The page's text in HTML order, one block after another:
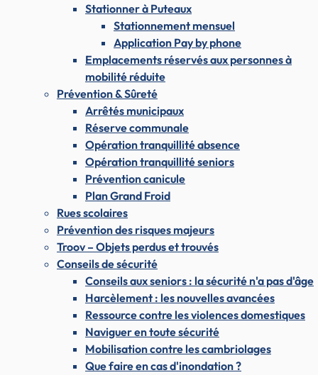
Stationner à Puteaux
Stationnement mensuel
Application Pay by phone
Emplacements réservés aux personnes à
mobilité réduite
Prévention & Sûreté
Arrêtés municipaux
Réserve communale
Opération tranquillité absence
Opération tranquillité seniors
Prévention canicule
Plan Grand Froid
Rues scolaires
Prévention des risques majeurs
Troov – Objets perdus et trouvés
Conseils de sécurité
Conseils aux seniors : la sécurité n'a pas d'âge
Harcèlement : les nouvelles avancées
Ressource contre les violences domestiques
Naviguer en toute sécurité
Mobilisation contre les cambriolages
Que faire en cas d'inondation ?